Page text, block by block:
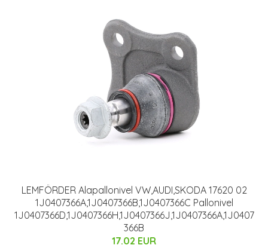
LEMFÖRDER Alapallonivel VW,AUDI,SKODA 17620 02
1J0407366A,1J0407366B,1J0407366C Pallonivel
1J0407366D,1J0407366H,1J0407366J,1J0407366A,1J0407
366B
17.02 EUR